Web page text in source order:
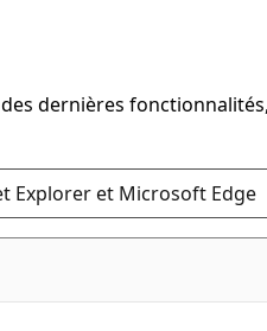
dernières
Explorer et Microsoft Edge